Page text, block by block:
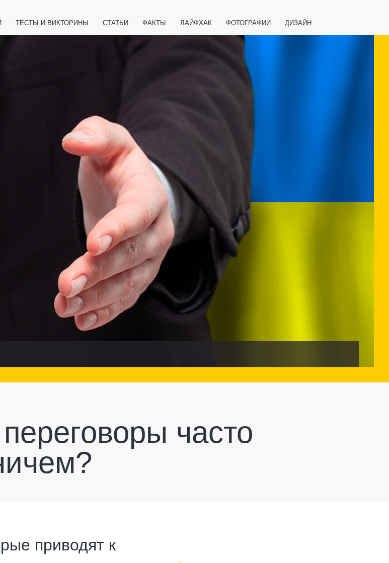
ТЕСТЫ И ВИКТОРИНЫ СТАТЬИ ФАКТЫ ЛАЙФХАК ФОТОГРАФИИ ДИЗАЙН
ВАЖНО ЗНАТЬ СПОРТ
часто
приводят к